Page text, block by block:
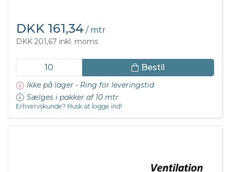
DKK 161,34 / mtr
DKK 201,67 inkl. moms
Bestil
Ikke på lager - Ring for leveringstid
Sælges i pakker af 10 mtr
Erhvervskunde? Husk at logge ind!